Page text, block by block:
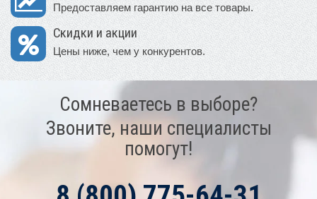
Предоставляем гарантию на все товары.
Скидки и акции
Цены ниже, чем у конкурентов.
Сомневаетесь в выборе?
Звоните, наши специалисты
помогут!